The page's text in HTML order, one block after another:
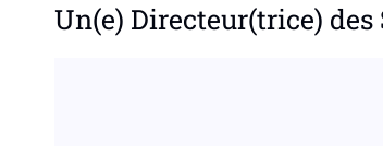
Un(e) Directeur(trice)